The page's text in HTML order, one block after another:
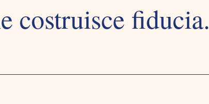
costruisce fiducia.